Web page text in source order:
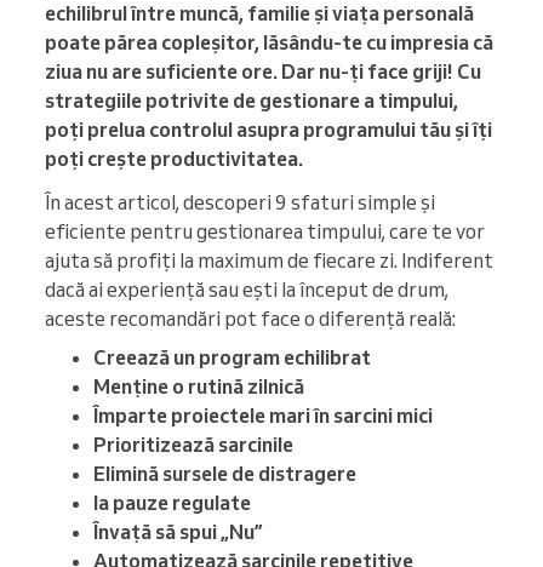
echilibrul între muncă, familie și viața personală
poate părea copleșitor, lăsându-te cu impresia că
ziua nu are suficiente ore. Dar nu-ți face griji! Cu
strategiile potrivite de gestionare a timpului,
poți prelua controlul asupra programului tău și îți
poți crește productivitatea.
În acest articol, descoperi 9 sfaturi simple și
eficiente pentru gestionarea timpului, care te vor
ajuta să profiți la maximum de fiecare zi. Indiferent
dacă ai experiență sau ești la început de drum,
aceste recomandări pot face o diferență reală:
Creează un program echilibrat
Menține o rutină zilnică
Împarte proiectele mari în sarcini mici
Prioritizează sarcinile
Elimină sursele de distragere
Ia pauze regulate
Învață să spui „Nu”
Automatizează sarcinile repetitive